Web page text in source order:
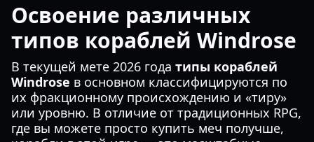
Освоение различных
типов кораблей Windrose
В текущей мете 2026 года типы кораблей
Windrose в основном классифицируются по
их фракционному происхождению и «тиру»
или уровню. В отличие от традиционных RPG,
где вы можете просто купить меч получше,